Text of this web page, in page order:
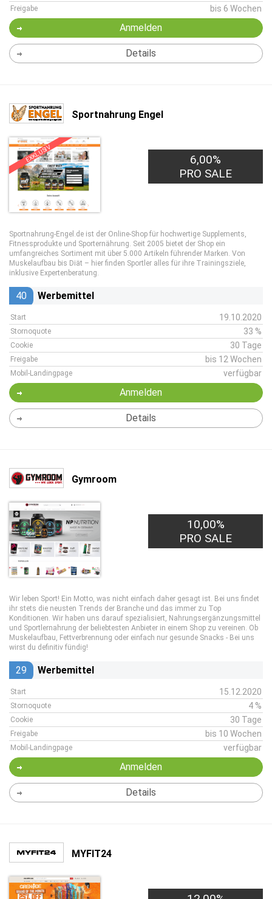
Freigabe bis 6 Wochen
Anmelden
Details
Sportnahrung Engel
EXKLUSIV
6,00%
PRO SALE
Sportnahrung-Engel.de ist der Online-Shop für hochwertige Supplements,
Fitnessprodukte und Sporternährung. Seit 2005 bietet der Shop ein
umfangreiches Sortiment mit über 5.000 Artikeln führender Marken. Von
Muskelaufbau bis Diät – hier finden Sportler alles für ihre Trainingsziele,
inklusive Expertenberatung.
40 Werbemittel
Start 19.10.2020
Stornoquote 33 %
Cookie 30 Tage
Freigabe bis 12 Wochen
Mobil-Landingpage verfügbar
Anmelden
Details
Gymroom
10,00%
PRO SALE
Wir leben Sport! Ein Motto, was nicht einfach daher gesagt ist. Bei uns findet
ihr stets die neusten Trends der Branche und das immer zu Top
Konditionen. Wir haben uns darauf spezialisiert, Nahrungsergänzungsmittel
und Sportlernahrung der beliebtesten Anbieter in einem Shop zu vereinen. Ob
Muskelaufbau, Fettverbrennung oder einfach nur gesunde Snacks - Bei uns
wirst du definitiv fündig!
29 Werbemittel
Start 15.12.2020
Stornoquote 4 %
Cookie 30 Tage
Freigabe bis 10 Wochen
Mobil-Landingpage verfügbar
Anmelden
Details
MYFIT24